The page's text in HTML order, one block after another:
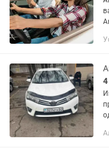
время